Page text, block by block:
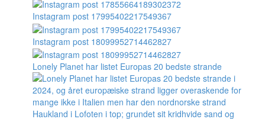
Instagram post 17995402217549367
Instagram post 18099952714462827
Lonely Planet har listet Europas 20 bedste strande